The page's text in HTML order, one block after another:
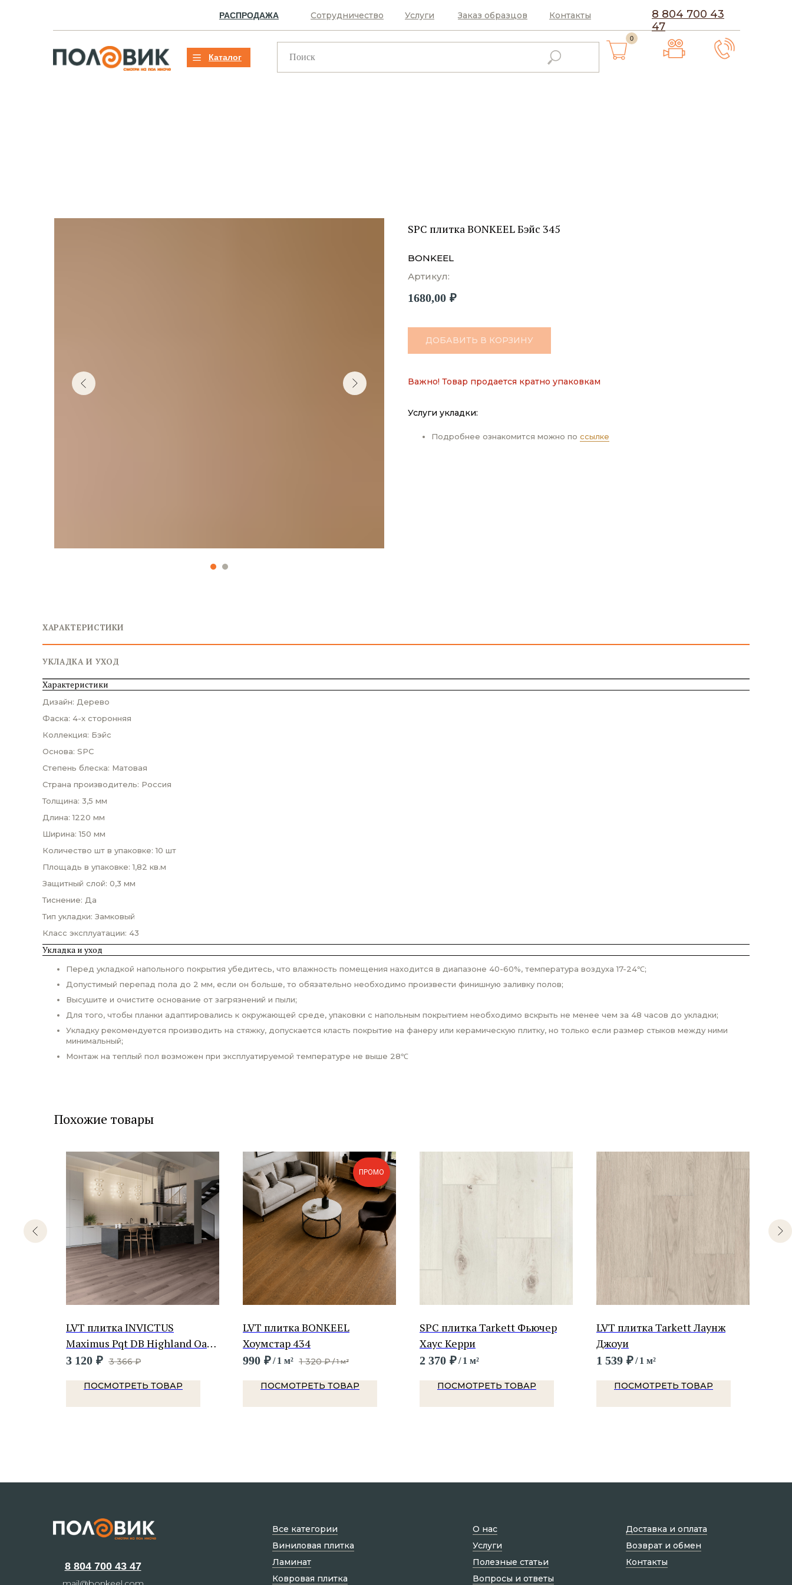
8 804 700 43
47
Услуги
Сотрудничество Контакты
Заказ образцов
РАСПРОДАЖА
0
Каталог
SPC плитка BONKEEL Бэйс 345
BONKEEL
Артикул:
1680,00 ₽
ДОБАВИТЬ В КОРЗИНУ
Важно! Товар продается кратно упаковкам
Услуги укладки:
Подробнее ознакомится можно по ссылке
ХАРАКТЕРИСТИКИ
УКЛАДКА И УХОД
Характеристики
Дизайн: Дерево
Фаска: 4-х сторонняя
Коллекция: Бэйс
Основа: SPC
Степень блеска: Матовая
Страна производитель: Россия
Толщина: 3,5 мм
Длина: 1220 мм
Ширина: 150 мм
Количество шт в упаковке: 10 шт
Площадь в упаковке: 1,82 кв.м
Защитный слой: 0,3 мм
Тиснение: Да
Тип укладки: Замковый
Класс эксплуатации: 43
Укладка и уход
Перед укладкой напольного покрытия убедитесь, что влажность помещения находится в диапазоне 40-60%, температура воздуха 17-24℃;
Допустимый перепад пола до 2 мм, если он больше, то обязательно необходимо произвести финишную заливку полов;
Высушите и очистите основание от загрязнений и пыли;
Для того, чтобы планки адаптировались к окружающей среде, упаковки с напольным покрытием необходимо вскрыть не менее чем за 48 часов до укладки;
Укладку рекомендуется производить на стяжку, допускается класть покрытие на фанеру или керамическую плитку, но только если размер стыков между ними
минимальный;
Монтаж на теплый пол возможен при эксплуатируемой температуре не выше 28℃
Похожие товары
LVT плитка INVICTUS
Maximus Pqt DB Highland Oak
Ebony
3 120 ₽ 3 366 ₽
ПОСМОТРЕТЬ ТОВАР
ПРОМО
LVT плитка BONKEEL
Хоумстар 434
990 ₽/ 1 м² 1 320 ₽ / 1 м²
ПОСМОТРЕТЬ ТОВАР
SPC плитка Tarkett Фьючер
Хаус Керри
2 370 ₽/ 1 м²
ПОСМОТРЕТЬ ТОВАР
LVT плитка Tarkett Лаунж
Джоуи
1 539 ₽/ 1 м²
ПОСМОТРЕТЬ ТОВАР
8 804 700 43 47
О нас
Услуги
Полезные статьи
Вопросы и ответы
Доставка и оплата
Возврат и обмен
Контакты
Все категории
Виниловая плитка
Ламинат
Ковровая плитка